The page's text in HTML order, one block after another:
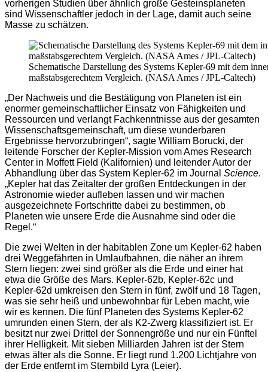
vorherigen Studien über ähnlich große Gesteinsplaneten
sind Wissenschaftler jedoch in der Lage, damit auch seine
Masse zu schätzen.
Schematische Darstellung des Systems Kepler-69 mit dem
maßstabsgerechtem Vergleich. (NASA Ames / JPL-Caltech)
„Der Nachweis und die Bestätigung von Planeten ist ein
enormer gemeinschaftlicher Einsatz von Fähigkeiten und
Ressourcen und verlangt Fachkenntnisse aus der gesamten
Wissenschaftsgemeinschaft, um diese wunderbaren
Ergebnisse hervorzubringen“, sagte William Borucki, der
leitende Forscher der Kepler-Mission vom Ames Research
Center in Moffett Field (Kalifornien) und leitender Autor der
Abhandlung über das System Kepler-62 im Journal Science.
„Kepler hat das Zeitalter der großen Entdeckungen in der
Astronomie wieder aufleben lassen und wir machen
ausgezeichnete Fortschritte dabei zu bestimmen, ob
Planeten wie unsere Erde die Ausnahme sind oder die
Regel.“
Die zwei Welten in der habitablen Zone um Kepler-62 haben
drei Weggefährten in Umlaufbahnen, die näher an ihrem
Stern liegen: zwei sind größer als die Erde und einer hat
etwa die Größe des Mars. Kepler-62b, Kepler-62c und
Kepler-62d umkreisen den Stern in fünf, zwölf und 18 Tagen,
was sie sehr heiß und unbewohnbar für Leben macht, wie
wir es kennen. Die fünf Planeten des Systems Kepler-62
umrunden einen Stern, der als K2-Zwerg klassifiziert ist. Er
besitzt nur zwei Drittel der Sonnengröße und nur ein Fünftel
ihrer Helligkeit. Mit sieben Milliarden Jahren ist der Stern
etwas älter als die Sonne. Er liegt rund 1.200 Lichtjahre von
der Erde entfernt im Sternbild Lyra (Leier).